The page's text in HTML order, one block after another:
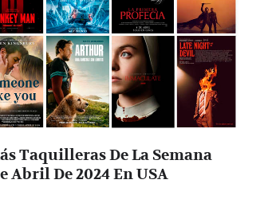
Taquilleras De La Semana
Abril De 2024 En USA